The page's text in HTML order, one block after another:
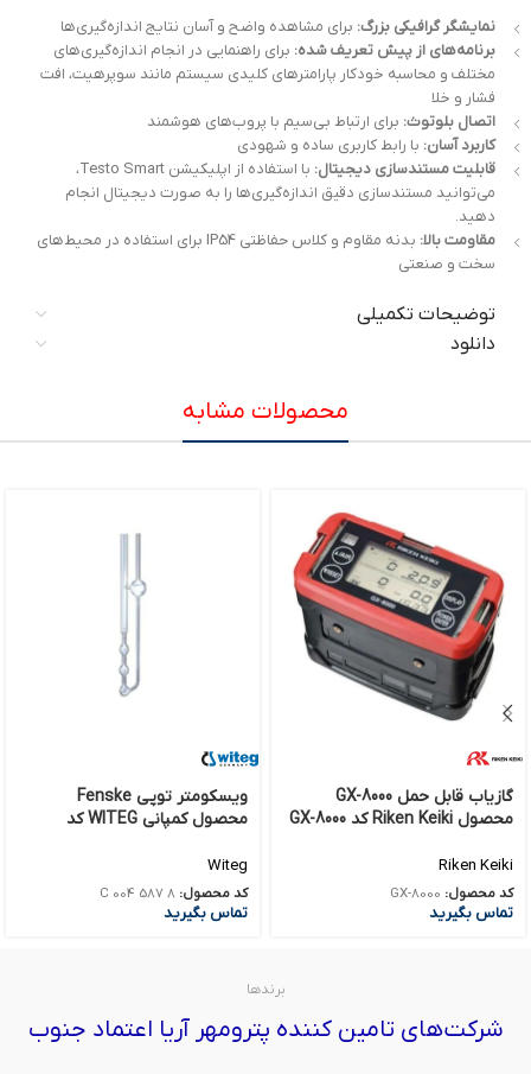
نمایشگر گرافیکی بزرگ: برای مشاهده واضح و آسان نتایج اندازه‌گیری‌ها
برنامه‌های از پیش تعریف شده: برای راهنمایی در انجام اندازه‌گیری‌های
مختلف و محاسبه خودکار پارامترهای کلیدی سیستم مانند سوپر‌هیت، افت
فشار و خلا
اتصال بلوتوث: برای ارتباط بی‌سیم با پروب‌های هوشمند
کاربرد آسان: با رابط کاربری ساده و شهودی
قابلیت مستندسازی دیجیتال:
با استفاده از اپلیکیشن Testo Smart،
می‌توانید مستندسازی دقیق اندازه‌گیری‌ها را به صورت دیجیتال انجام
دهید.
مقاومت بالا:
بدنه مقاوم و کلاس حفاظتی IP54 برای استفاده در محیط‌های
سخت و صنعتی
توضیحات تکمیلی
دانلود
محصولات مشابه
گازیاب قابل حمل GX-8000
محصول Riken Keiki کد GX-8000
Riken Keiki
کد محصول: GX-8000
تماس بگیرید
ویسکومتر توپی Fenske
محصول کمپانی WITEG کد
Witeg
کد محصول: 8 587 004 C
تماس بگیرید
برندها
شرکت‌های تامین کننده پترومهر آریا اعتماد جنوب